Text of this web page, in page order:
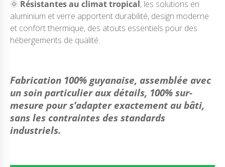
🌞 Résistantes au climat tropical, les solutions en
aluminium et verre apportent durabilité, design moderne
et confort thermique, des atouts essentiels pour des
hébergements de qualité.
Fabrication 100% guyanaise, assemblée avec
un soin particulier aux détails, 100% sur-
mesure pour s’adapter exactement au bâti,
sans les contraintes des standards
industriels.